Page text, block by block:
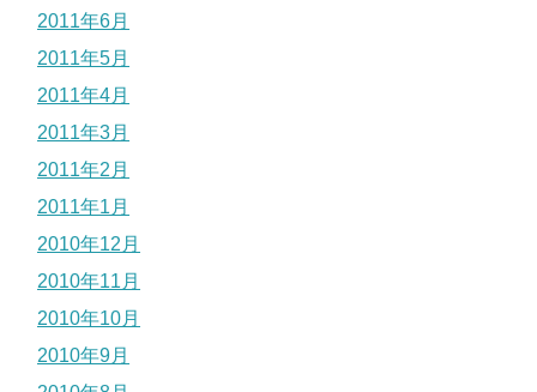
2011年6月
2011年5月
2011年4月
2011年3月
2011年2月
2011年1月
2010年12月
2010年11月
2010年10月
2010年9月